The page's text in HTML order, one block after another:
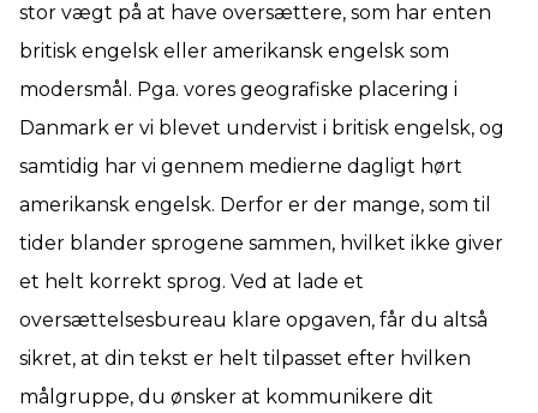
stor vægt på at have oversættere, som har enten
britisk engelsk eller amerikansk engelsk som
modersmål. Pga. vores geografiske placering i
Danmark er vi blevet undervist i britisk engelsk, og
samtidig har vi gennem medierne dagligt hørt
amerikansk engelsk. Derfor er der mange, som til
tider blander sprogene sammen, hvilket ikke giver
et helt korrekt sprog. Ved at lade et
oversættelsesbureau klare opgaven, får du altså
sikret, at din tekst er helt tilpasset efter hvilken
målgruppe, du ønsker at kommunikere dit